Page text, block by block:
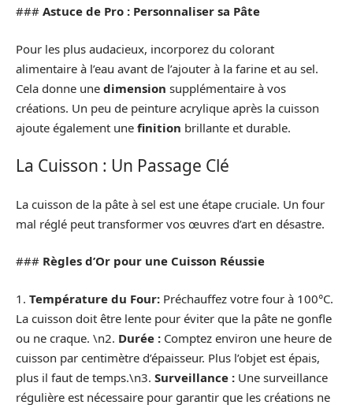
### Astuce de Pro : Personnaliser sa Pâte
Pour les plus audacieux, incorporez du colorant
alimentaire à l’eau avant de l’ajouter à la farine et au sel.
Cela donne une dimension supplémentaire à vos
créations. Un peu de peinture acrylique après la cuisson
ajoute également une finition brillante et durable.
La Cuisson : Un Passage Clé
La cuisson de la pâte à sel est une étape cruciale. Un four
mal réglé peut transformer vos œuvres d’art en désastre.
### Règles d’Or pour une Cuisson Réussie
1. Température du Four: Préchauffez votre four à 100°C.
La cuisson doit être lente pour éviter que la pâte ne gonfle
ou ne craque. \n2. Durée : Comptez environ une heure de
cuisson par centimètre d’épaisseur. Plus l’objet est épais,
plus il faut de temps.\n3. Surveillance : Une surveillance
régulière est nécessaire pour garantir que les créations ne